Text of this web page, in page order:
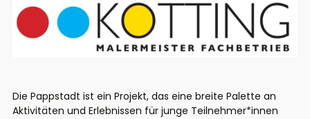
Die Pappstadt ist ein Projekt, das eine breite Palette an
Aktivitäten und Erlebnissen für junge Teilnehmer*innen